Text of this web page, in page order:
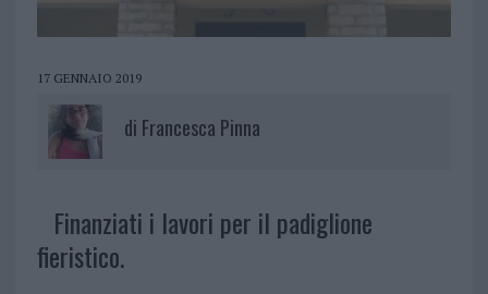
17 GENNAIO 2019
di Francesca Pinna
Finanziati i lavori per il padiglione
fieristico.